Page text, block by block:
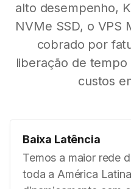
alto desempenho,
NVMe SSD, o VPS
cobrado por
liberação de
custos
Baixa Latência
Temos a maior rede
toda a América